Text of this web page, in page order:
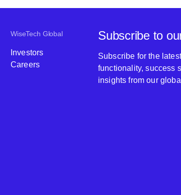
WiseTech Global
Investors
Careers
Subscribe to
Subscribe for the
functionality, success
insights from our